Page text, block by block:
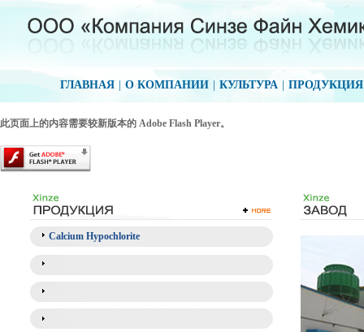
ГЛАВНАЯ О КОМПАНИИ КУЛЬТУРА ПРОДУКЦИЯ
此页面上的内容需要较新版本的 Adobe Flash Player。
Calcium Hypochlorite